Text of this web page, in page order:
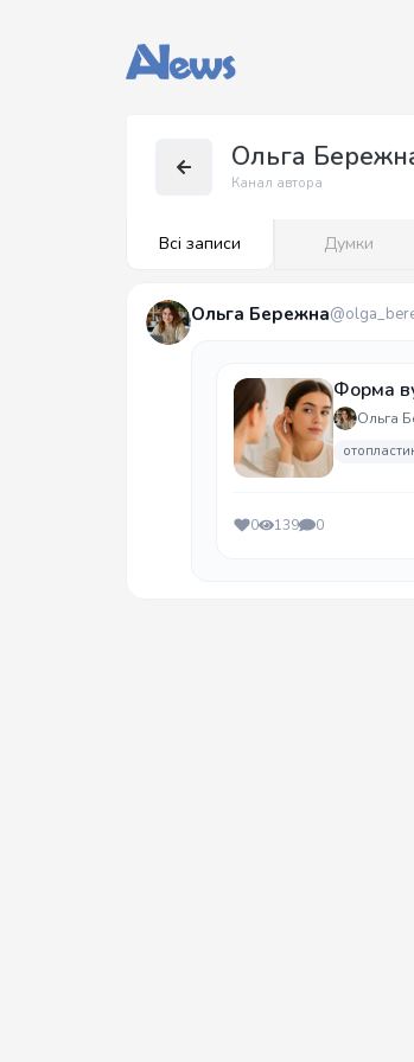
Ольга
Канал автора
Всі записи Думки
Ольга Бережна
Форма
Ольга
0 139 0